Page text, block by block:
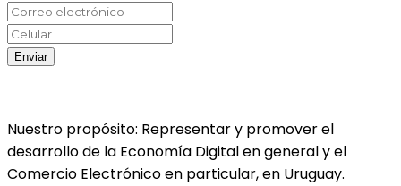
Nuestro propósito: Representar y promover el
desarrollo de la Economía Digital en general y el
Comercio Electrónico en particular, en Uruguay.